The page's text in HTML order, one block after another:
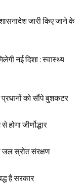
जारी किए जाने के
नई दिशा : स्वास्थ्य
को सौंपे बुशकटर
जीर्णोद्धार
जल स्रोत संरक्षण
है सरकार